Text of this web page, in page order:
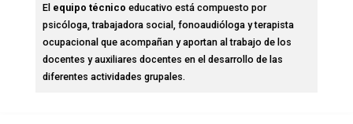
El equipo técnico educativo está compuesto por
psicóloga, trabajadora social, fonoaudióloga y terapista
ocupacional que acompañan y aportan al trabajo de los
docentes y auxiliares docentes en el desarrollo de las
diferentes actividades grupales.